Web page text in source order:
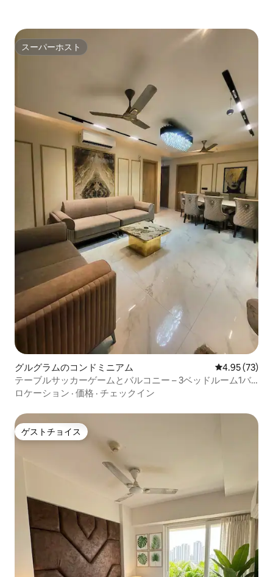
スーパーホスト
スーパーホスト
グルグラムのコンドミニアム レビュー73
4.95 (73)
テーブルサッカーゲームとバルコニー – 3ベッドルーム1バ
スルーム1キッチン | 街並みを望む隠れ家
ロケーション · 価格 · チェックイン
ゲストチョイス
ゲストチョイス